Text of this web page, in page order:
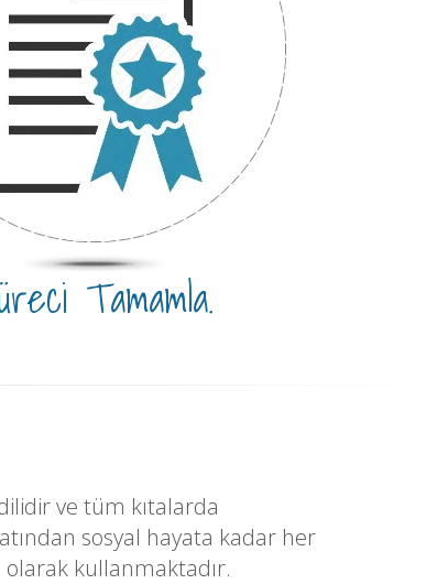
Tamamla.
ve tüm kıtalarda
sosyal hayata kadar her
kullanmaktadır.